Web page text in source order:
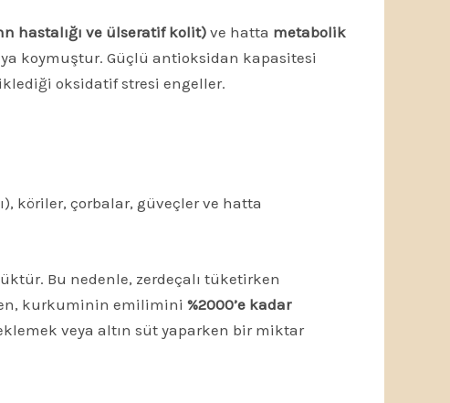
hastalığı ve ülseratif kolit)ve hatta metabolik
koymuştur. Güçlü antioksidan kapasitesi
oksidatif stresi engeller.
köriler, çorbalar, güveçler ve hatta
Bu nedenle, zerdeçalı tüketirken
kurkuminin emilimini %2000’e kadar
veya altın süt yaparken bir miktar